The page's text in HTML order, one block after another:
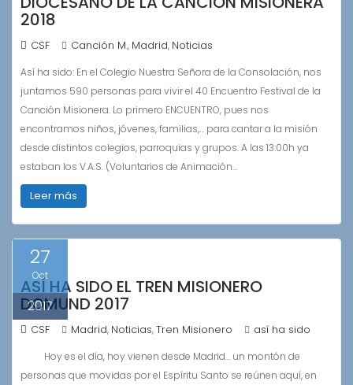
2018
CSF Canción M., Madrid, Noticias
Así ha sido: En el Colegio Nuestra Señora de la Consolación, nos
juntamos 590 personas para vivir el 40 Encuentro Festival de la
Canción Misionera. Lo primero ENCUENTRO, pues nos
encontramos niños, jóvenes, familias,… para cantar a la misión
desde distintos colegios, parroquias y grupos. A las 13:00h ya
estaban los V.A.S. (Voluntarios de Animación…
Leer más
27
Oct
2017
ASÍ HA SIDO EL TREN MISIONERO
DOMUND 2017
CSF Madrid, Noticias,Tren Misionero así ha sido
Hoy es el día, hoy vienen desde Madrid… un montón de
personas que movidas por el Espíritu Santo se reúnen aquí, en